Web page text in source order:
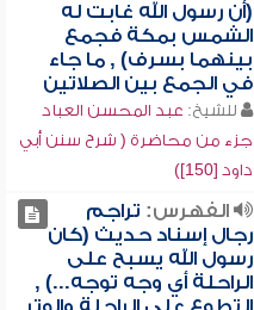
(أن رسول الله غابت له
الشمس بمكة فجمع
بينهما بسرف) , ما جاء
في الجمع بين الصلاتين
للشيخ: عبد المحسن العباد
جزء من محاضرة ( شرح سنن أبي
داود [150])
الفهرس: تراجم
رجال إسناد حديث (كان
رسول الله يسبح على
الراحلة أي وجه توجه...) ,